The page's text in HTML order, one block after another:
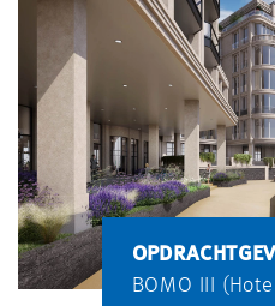
BOMO III